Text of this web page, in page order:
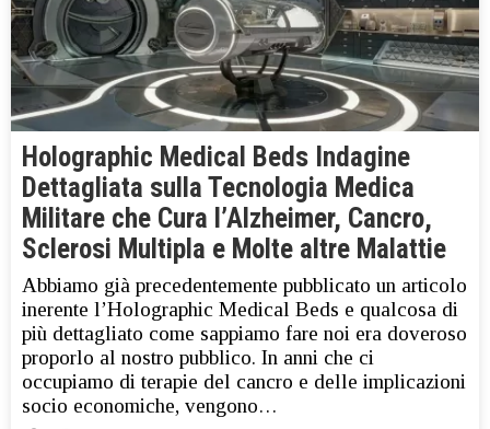
Holographic Medical Beds Indagine
Dettagliata sulla Tecnologia Medica
Militare che Cura l’Alzheimer, Cancro,
Sclerosi Multipla e Molte altre Malattie
Abbiamo già precedentemente pubblicato un articolo
inerente l’Holographic Medical Beds e qualcosa di
più dettagliato come sappiamo fare noi era doveroso
proporlo al nostro pubblico. In anni che ci
occupiamo di terapie del cancro e delle implicazioni
socio economiche, vengono…